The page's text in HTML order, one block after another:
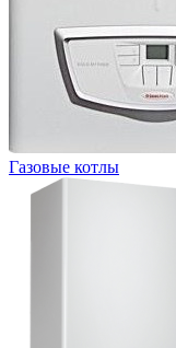
Газовые котлы